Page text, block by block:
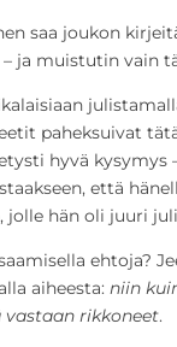
saa joukon
ja muistutin vain
paheksuivat
hyvä kysymys
että
jolle hän oli juuri
ehtoja?
aiheesta: niin
rikkoneet.